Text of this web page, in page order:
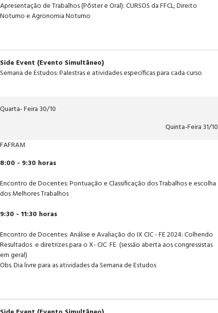
Apresentação de Trabalhos (Pôster e Oral): CURSOS da FFCL; Direito
Noturno e Agronomia Noturno
Side Event (Evento Simultâneo)
Semana de Estudos: Palestras e atividades específicas para cada curso
Quarta- Feira 30/10
Quinta-Feira 31/10
FAFRAM
8:00 - 9:30 horas
Encontro de Docentes: Pontuação e Classificação dos Trabalhos e escolha
dos Melhores Trabalhos
9:30 - 11:30 horas
Encontro de Docentes: Análise e Avaliação do IX CIC - FE 2024: Colhendo
Resultados e diretrizes para o X- CIC FE (sessão aberta aos congressistas
em geral)
Obs. Dia livre para as atividades da Semana de Estudos